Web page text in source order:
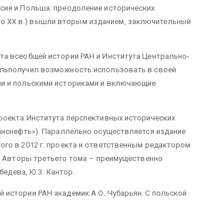
и Польша: преодоление исторических
XX в.) вышли вторым изданием, заключительный
всеобщей истории РАН и Института Центрально-
возможность использовать в своей
и польскими историками и включающие
Института перспективных исторических
Параллельно осуществляется издание
в 2012 г. проекта и ответственным редактором
Авторы третьего тома – преимущественно
Ю.З. Кантор.
РАН академик А.О. Чубарьян. С польской